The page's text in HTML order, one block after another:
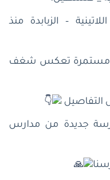
– الزبابدة منذ
مستمرة تعكس شغف
جديدة من مدارس